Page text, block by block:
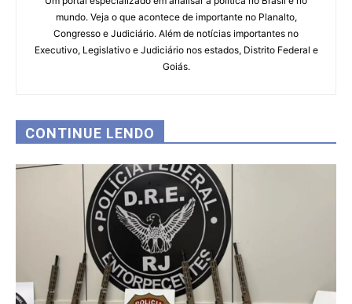
mundo. Veja o que acontece de importante no Planalto,
Congresso e Judiciário. Além de notícias importantes no
Executivo, Legislativo e Judiciário nos estados, Distrito Federal e
Goiás.
CONTINUE LENDO